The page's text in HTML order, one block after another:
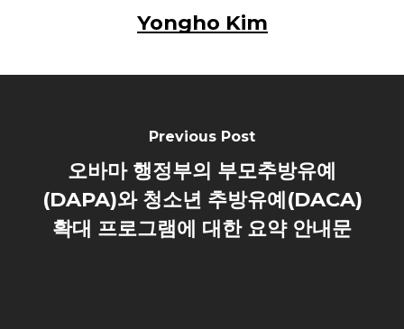
Yongho Kim
Previous Post
오바마 행정부의 부모추방유예
(DAPA)와 청소년 추방유예(DACA)
확대 프로그램에 대한 요약 안내문